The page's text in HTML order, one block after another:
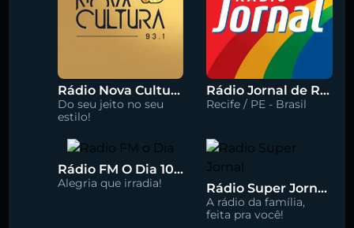
Rádio Nova Cultura 93.1 FM
Do seu jeito no seu
estilo!
Rádio Jornal de Recife 90.3 FM
Recife / PE - Brasil
Rádio FM O Dia 100.5
Alegria que irradia! Rádio Super Jornal 105.7 FM
A rádio da família,
feita pra você!